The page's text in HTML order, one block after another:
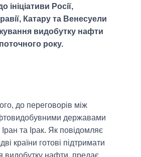
ініціативи Росії,
Катару та Венесуели
видобутку нафти
поточного року.
до переговорів між
державами
та Ірак. Як повідомляє
країни готові підтримати